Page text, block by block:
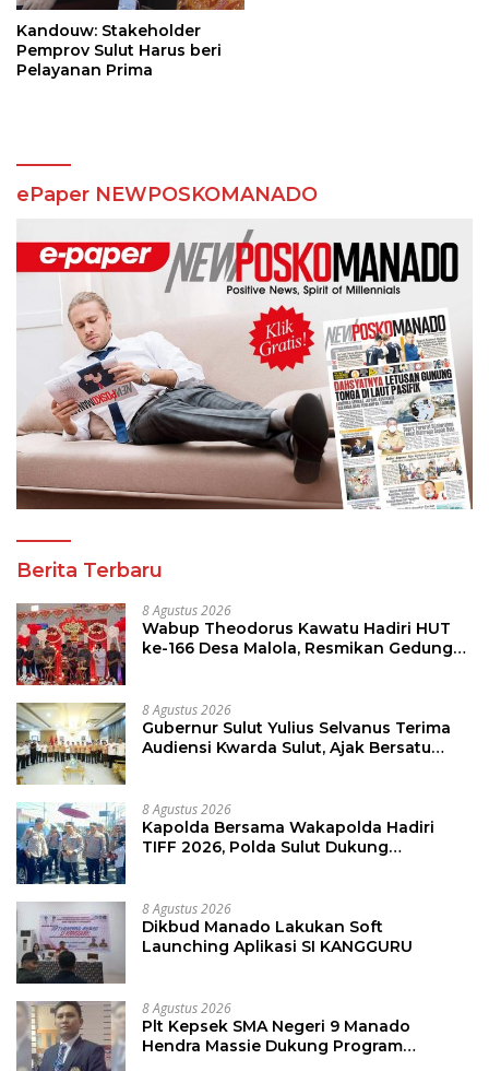
Kandouw: Stakeholder
Pemprov Sulut Harus beri
Pelayanan Prima
ePaper NEWPOSKOMANADO
Berita Terbaru
8 Agustus 2026
Wabup Theodorus Kawatu Hadiri HUT
ke-166 Desa Malola, Resmikan Gedung
8 Agustus 2026
Gubernur Sulut Yulius Selvanus Terima
Audiensi Kwarda Sulut, Ajak Bersatu
8 Agustus 2026
Kapolda Bersama Wakapolda Hadiri
TIFF 2026, Polda Sulut Dukung
8 Agustus 2026
Dikbud Manado Lakukan Soft
Launching Aplikasi SI KANGGURU
8 Agustus 2026
Plt Kepsek SMA Negeri 9 Manado
Hendra Massie Dukung Program